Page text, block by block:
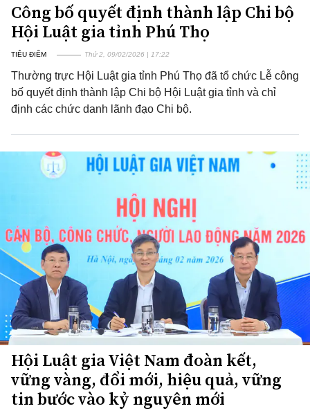
Công bố quyết định thành lập Chi bộ
Hội Luật gia tỉnh Phú Thọ
TIÊU ĐIỂM Thứ 2, 09/02/2026 | 17:22
Thường trực Hội Luật gia tỉnh Phú Thọ đã tổ chức Lễ công
bố quyết định thành lập Chi bộ Hội Luật gia tỉnh và chỉ
định các chức danh lãnh đạo Chi bộ.
Hội Luật gia Việt Nam đoàn kết,
vững vàng, đổi mới, hiệu quả, vững
tin bước vào kỷ nguyên mới